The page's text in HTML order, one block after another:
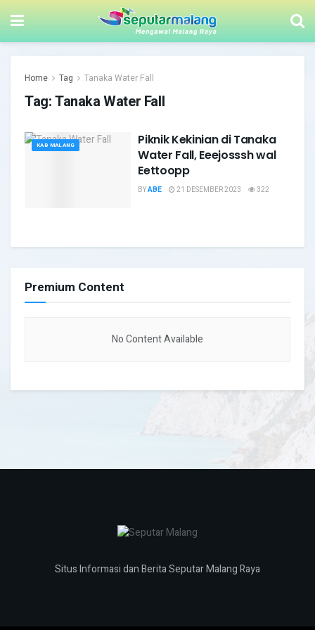
Home Tag Tanaka Water Fall
Tag:Tanaka Water Fall
KAB MALANG
Piknik Kekinian di Tanaka
Water Fall, Eeejosssh wal
Eettoopp
BYABE 21 DESEMBER 2023 322
Premium Content
No Content Available
Situs Informasi dan Berita Seputar Malang Raya